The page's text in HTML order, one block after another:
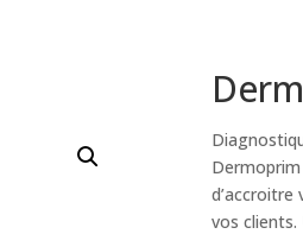
d’accroitre
vos clients.